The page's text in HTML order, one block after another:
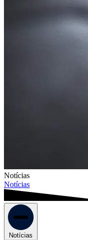
Notícias
Notícias
Notícias